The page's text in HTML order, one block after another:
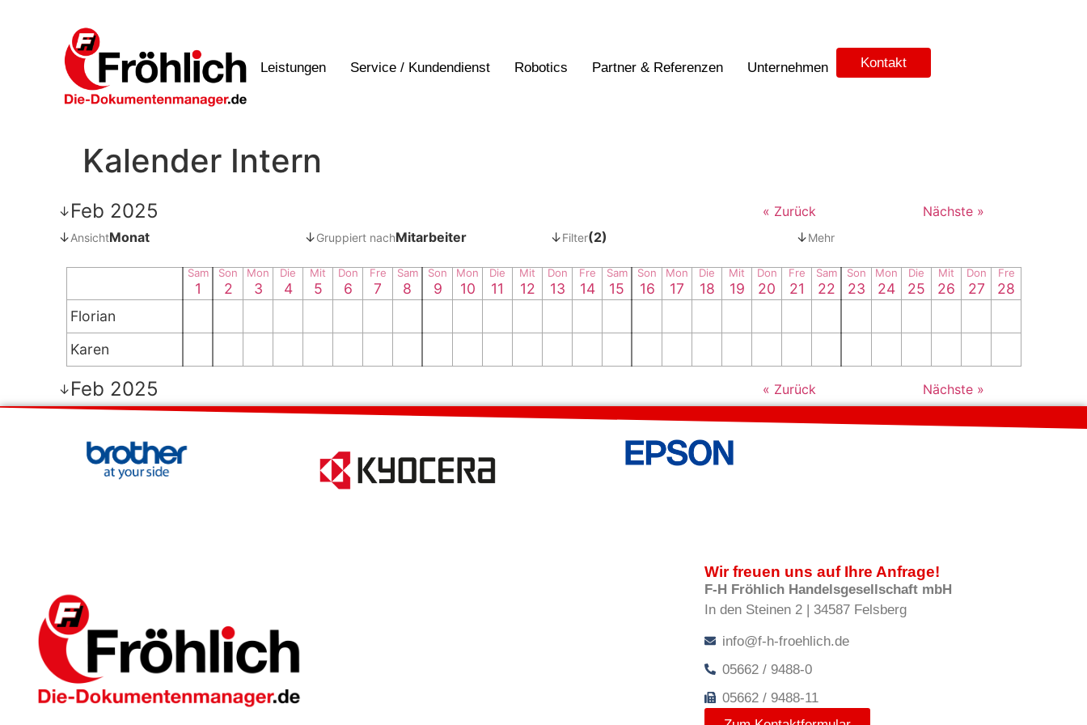
Leistungen Service / Kundendienst Robotics Partner & Referenzen Unternehmen Kontakt
Kalender Intern
↓ Feb 2025 « Zurück
Nächste »
↓AnsichtMonat ↓Gruppiert nachMitarbeiter ↓Filter(2) ↓Mehr
Sam
1
Son
2
Mon
3
Die
4
Mit
5
Don
6
Fre
7
Sam
8
Son
9
Mon
10
Die
11
Mit
12
Don
13
Fre
14
Sam
15
Son
16
Mon
17
Die
18
Mit
19
Don
20
Fre
21
Sam
22
Son
23
Mon
24
Die
25
Mit
26
Don
27
Fre
28
Florian
Karen
↓ Feb 2025 « Zurück Nächste »
Wir freuen uns auf Ihre Anfrage!
F-H Fröhlich Handelsgesellschaft mbH
In den Steinen 2 | 34587 Felsberg
info@f-h-froehlich.de
05662 / 9488-0
05662 / 9488-11